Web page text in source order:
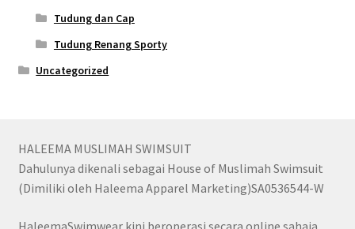
Tudung dan Cap
Tudung Renang Sporty
Uncategorized
HALEEMA MUSLIMAH SWIMSUIT
Dahulunya dikenali sebagai House of Muslimah Swimsuit
(Dimiliki oleh Haleema Apparel Marketing)SA0536544-W